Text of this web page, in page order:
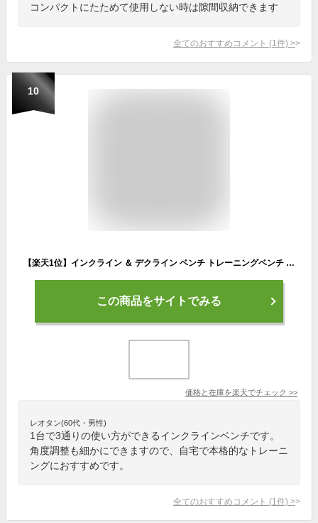
コンパクトにたためて使用しない時は隙間収納できます
全てのおすすめコメント (1 件) >
10
【楽天1位】インクライン ＆ デクライン ベンチ トレーニングベンチ トレーニング器具 インクラインベンチ デクラインベント 筋トレ ベンチ フラットベンチ ダンベル ベンチプレス 台 セット ダンベルトレーニング 器具 ジム 組立 簡単 1年保証 ●[送料無料][あす楽]
この商品をサイトでみる
価格と在庫を楽天でチェック >>
レオタン(60代・男性)
1台で3通りの使い方ができるインクラインベンチです。
角度調整も細かにできますので、自宅で本格的なトレーニ
ングにおすすめです。
全てのおすすめコメント (1 件) >